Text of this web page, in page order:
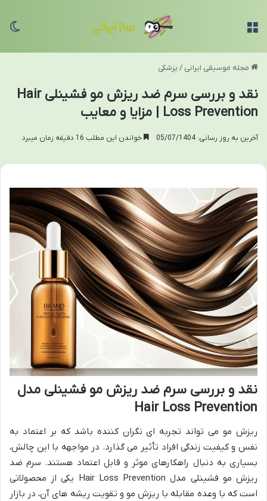
مجله موسیقی ایرانی / پزشکی
نقد و بررسی سرم ضد ریزش مو فشینلی Hair
Loss Prevention | مزایا و معایب
آخرین به روز رسانی: 05/07/1404 خواندن این مطلب 16 دقیقه زمان میبرد
نقد و بررسی سرم ضد ریزش مو فشینلی مدل
Hair Loss Prevention
ریزش مو می تواند تجربه ای نگران کننده باشد که بر اعتماد به
نفس و کیفیت زندگی افراد تأثیر می گذارد. در مواجهه با این چالش،
بسیاری به دنبال راهکارهای موثر و قابل اعتماد هستند. سرم ضد
ریزش مو فشینلی مدل Hair Loss Prevention یکی از محصولاتی
است که با وعده مقابله با ریزش مو و تقویت ریشه های آن، در بازار